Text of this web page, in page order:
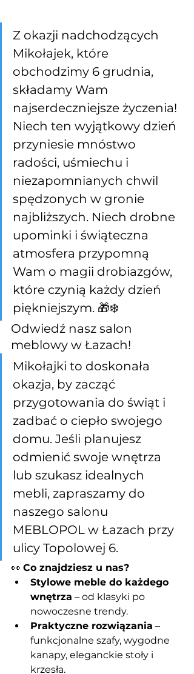
Z okazji nadchodzących
Mikołajek, które
obchodzimy 6 grudnia,
składamy Wam
najserdeczniejsze życzenia!
Niech ten wyjątkowy dzień
przyniesie mnóstwo
radości, uśmiechu i
niezapomnianych chwil
spędzonych w gronie
najbliższych. Niech drobne
upominki i świąteczna
atmosfera przypomną
Wam o magii drobiazgów,
które czynią każdy dzień
piękniejszym. 🎁❄️
Odwiedź nasz salon
meblowy w Łazach!
Mikołajki to doskonała
okazja, by zacząć
przygotowania do świąt i
zadbać o ciepło swojego
domu. Jeśli planujesz
odmienić swoje wnętrza
lub szukasz idealnych
mebli, zapraszamy do
naszego salonu
MEBLOPOL w Łazach przy
ulicy Topolowej 6.
👀 Co znajdziesz u nas?
Stylowe meble do każdego
wnętrza – od klasyki po
nowoczesne trendy.
Praktyczne rozwiązania –
funkcjonalne szafy, wygodne
kanapy, eleganckie stoły i
krzesła.